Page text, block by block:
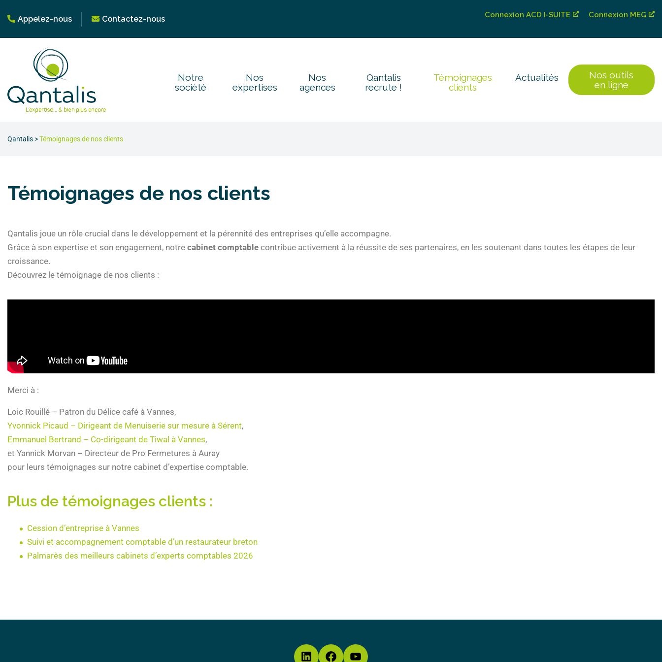
Appelez-nous Contactez-nous Connexion ACD I-SUITE Connexion MEG
Notre
société
Nos
expertises
Nos
agences
Qantalis
recrute !
Témoignages
clients
Actualités
Nos outils
en ligne
Qantalis >Témoignages de nos clients
Témoignages de nos clients
Qantalis joue un rôle crucial dans le développement et la pérennité des entreprises qu’elle accompagne.
Grâce à son expertise et son engagement, notre cabinet comptable contribue activement à la réussite de ses partenaires, en les soutenant dans toutes les étapes de leur
croissance.
Découvrez le témoignage de nos clients :
Merci à :
Loic Rouillé – Patron du Délice café à Vannes,
Yvonnick Picaud – Dirigeant de Menuiserie sur mesure à Sérent,
Emmanuel Bertrand – Co-dirigeant de Tiwal à Vannes,
et Yannick Morvan – Directeur de Pro Fermetures à Auray
pour leurs témoignages sur notre cabinet d’expertise comptable.
Plus de témoignages clients :
Cession d’entreprise à Vannes
Suivi et accompagnement comptable d’un restaurateur breton
Palmarès des meilleurs cabinets d’experts comptables 2026